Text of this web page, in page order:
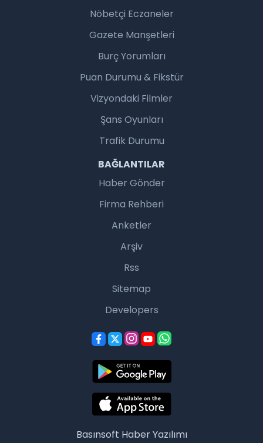
Nöbetçi Eczaneler
Gazete Manşetleri
Burç Yorumları
Puan Durumu & Fikstür
Vizyondaki Filmler
Şans Oyunları
Trafik Durumu
BAĞLANTILAR
Haber Gönder
Firma Rehberi
Anketler
Arşiv
Rss
Sitemap
Developers
Basınsoft Haber Yazılımı